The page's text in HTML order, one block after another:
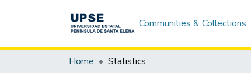
Communities & Collections
Home Statistics